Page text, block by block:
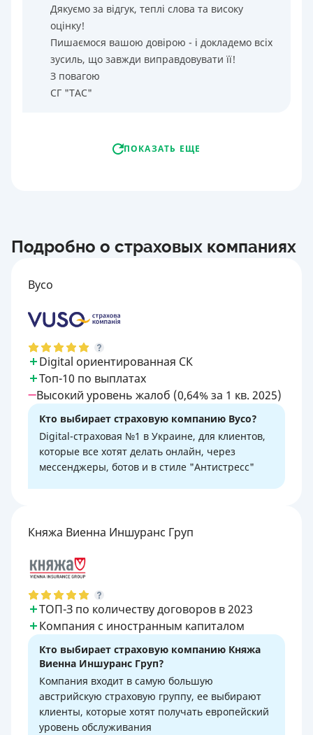
Дякуємо за відгук, теплі слова та високу
оцінку!
Пишаємося вашою довірою - і докладемо всіх
зусиль, що завжди виправдовувати її!
З повагою
СГ "ТАС"
ПОКАЗАТЬ ЕЩЕ
Подробно о страховых компаниях
Вусо
Digital ориентированная СК
Топ-10 по выплатах
Высокий уровень жалоб (0,64% за 1 кв. 2025)
Кто выбирает страховую компанию Вусо?
Digital-страховая №1 в Украине, для клиентов,
которые все хотят делать онлайн, через
мессенджеры, ботов и в стиле "Антистресс"
Княжа Виенна Иншуранс Груп
ТОП-З по количеству договоров в 2023
Компания с иностранным капиталом
Кто выбирает страховую компанию Княжа
Виенна Иншуранс Груп?
Компания входит в самую большую
австрийскую страховую группу, ее выбирают
клиенты, которые хотят получать европейский
уровень обслуживания